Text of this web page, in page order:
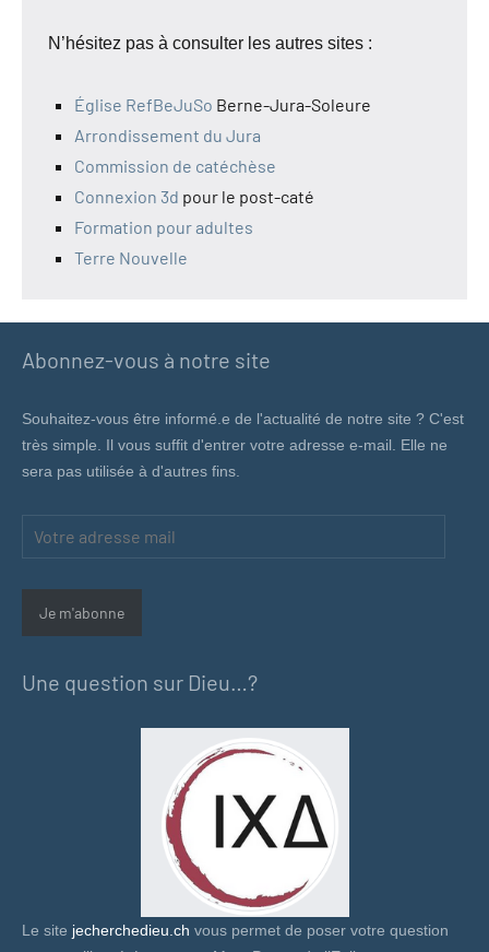
N’hésitez pas à consulter les autres sites :
Église RefBeJuSo Berne-Jura-Soleure
Arrondissement du Jura
Commission de catéchèse
Connexion 3d pour le post-caté
Formation pour adultes
Terre Nouvelle
Abonnez-vous à notre site
Souhaitez-vous être informé.e de l'actualité de notre site ? C'est
très simple. Il vous suffit d'entrer votre adresse e-mail. Elle ne
sera pas utilisée à d'autres fins.
Votre
Je m'abonne
Une question sur Dieu…?
Le site jecherchedieu.ch vous permet de poser votre question